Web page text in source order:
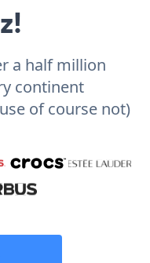
a half million
continent
of course not)